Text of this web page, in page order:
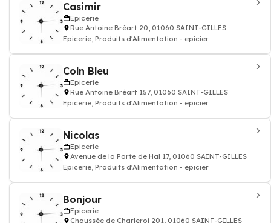
Casimir
Epicerie
Rue Antoine Bréart 20, 01060 SAINT-GILLES
Epicerie, Produits d'Alimentation - epicier
Coln Bleu
Epicerie
Rue Antoine Bréart 157, 01060 SAINT-GILLES
Epicerie, Produits d'Alimentation - epicier
Nicolas
Epicerie
Avenue de la Porte de Hal 17, 01060 SAINT-GILLES
Epicerie, Produits d'Alimentation - epicier
Bonjour
Epicerie
Chaussée de Charleroi 201, 01060 SAINT-GILLES